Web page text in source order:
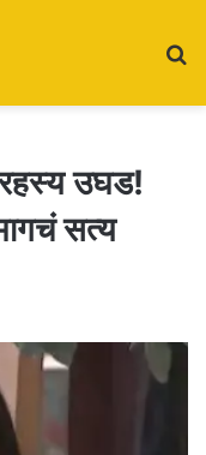
रहस्य उघड!
सत्य